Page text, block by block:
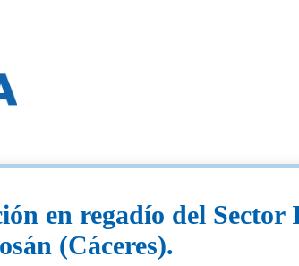
en regadío del
(Cáceres).